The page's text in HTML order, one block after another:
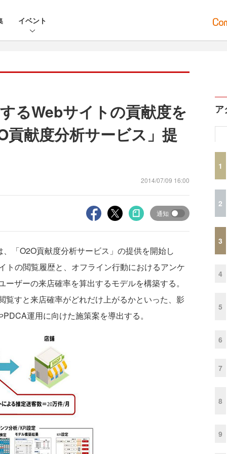
イベント
るWebサイトの貢献度を
貢献度分析サービス」提
2014/07/09 16:00
通知
「O2O貢献度分析サービス」の提供を開始し
トの閲覧履歴と、オフライン行動におけるアンケ
ザーの来店確率を算出するモデルを構築する。
覧すと来店確率がどれだけ上がるかといった、影
運用に向けた施策案を導出する。
ア
1
2
3
4
5
6
7
8
9